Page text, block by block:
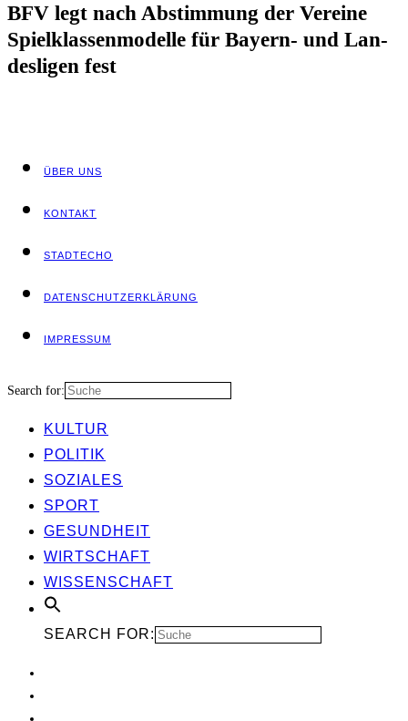
BFV legt nach Abstim­mung der Ver­ei­ne
Spiel­klas­sen­mo­del­le für Bay­ern- und Lan­
des­li­gen fest
ÜBER UNS
KON­TAKT
STADT­ECHO
DATEN­SCHUTZ­ER­KLÄ­RUNG
IMPRES­SUM
Search for:
KUL­TUR
POLI­TIK
SOZIA­LES
SPORT
GESUND­HEIT
WIRT­SCHAFT
WIS­SEN­SCHAFT
SEARCH FOR: